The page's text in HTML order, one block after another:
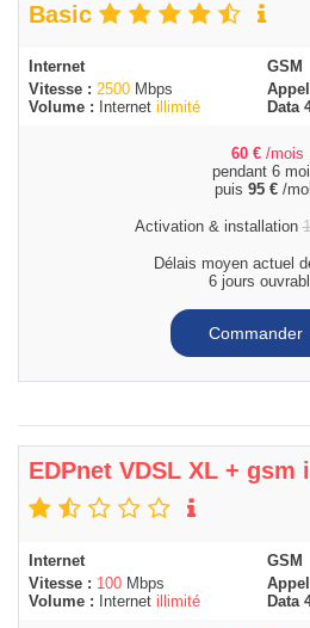
Basic
Internet
Vitesse : 2500 Mbps
Volume :
Internet illimité
GSM
Data
60 € /mois
pendant 6
puis 95 €/
Activation & installation
Délais moyen actuel
6 jours
Commander
EDPnet VDSL XL +
Internet
Vitesse : 100 Mbps
Volume :
Internet illimité
GSM
Data